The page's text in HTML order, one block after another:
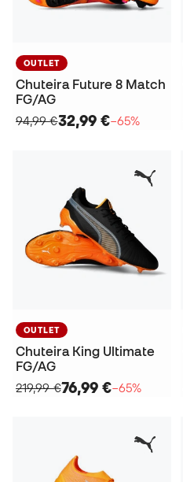
OUTLET
Chuteira Future 8 Match
FG/AG
94,99 €32,99 €−65%
OUTLET
Chuteira King Ultimate
FG/AG
219,99 €76,99 €−65%